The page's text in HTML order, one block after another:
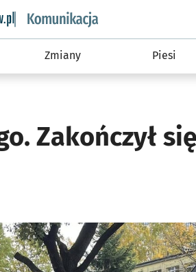
wroclaw.pl podserwis:
Zmiany Piesi
Zakończył